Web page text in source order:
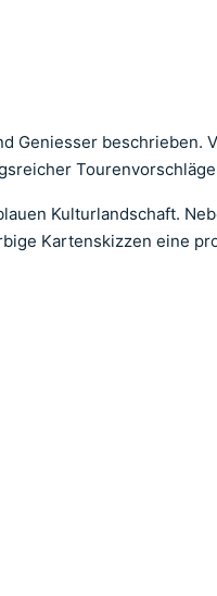
Geniesser
Kulturlandschaft.
Kartenskizzen eine